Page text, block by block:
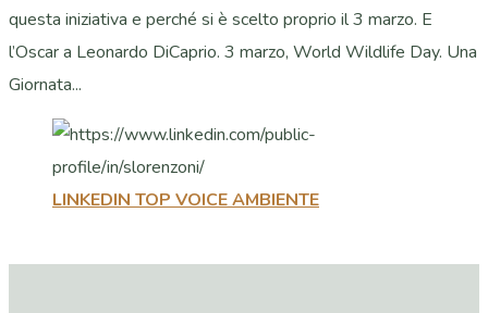
questa iniziativa e perché si è scelto proprio il 3 marzo. E
l’Oscar a Leonardo DiCaprio. 3 marzo, World Wildlife Day. Una
Giornata...
LINKEDIN TOP VOICE AMBIENTE